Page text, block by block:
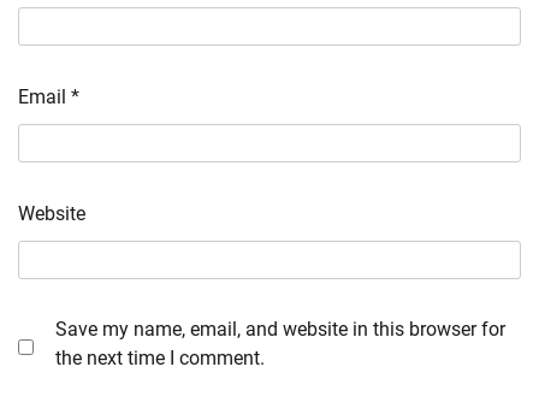
Email *
Website
Save my name, email, and website in this browser for
the next time I comment.